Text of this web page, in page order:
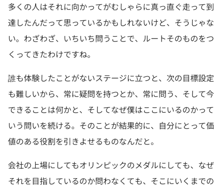
多くの人はそれに向かってがむしゃらに真っ直ぐ走って到
達したんだって思っているかもしれないけど、そうじゃな
い。わざわざ、いちいち問うことで、ルートそのものをつ
くってきたわけですね。
誰も体験したことがないステージに立つと、次の目標設定
も難しいから、常に疑問を持つとか、常に問う、そして今
できることは何かと、そしてなぜ僕はここにいるのかって
いう問いを続ける。そのことが結果的に、自分にとって価
値のある役割を引きよせるものなんだと。
会社の上場にしてもオリンピックのメダルにしても、なぜ
それを目指しているのか問わなくても、そこにいくまでの